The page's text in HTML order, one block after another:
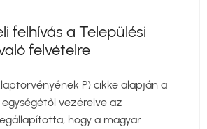
felhívás a Települési
felvételre
P) cikke alapján a
vezérelve az
hogy a magyar